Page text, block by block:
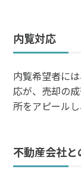
内覧対応
内覧希望者に
応が、売却の
所をアピール
不動産会社と